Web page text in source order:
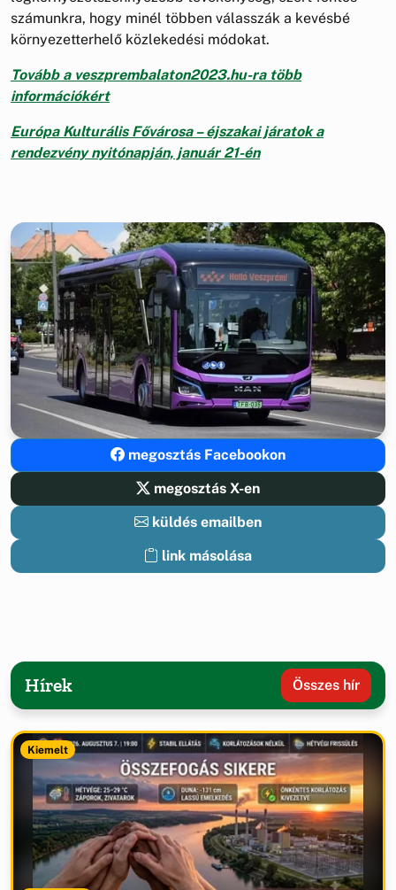
számunkra, hogy minél többen válasszák a kevésbé
környezetterhelő közlekedési módokat.
Tovább a veszprembalaton2023.hu-ra több
információkért
Európa Kulturális Fővárosa – éjszakai járatok a
rendezvény nyitónapján, január 21-én
megosztás Facebookon
megosztás X-en
küldés emailben
link másolása
Hírek Összes hír
Kiemelt